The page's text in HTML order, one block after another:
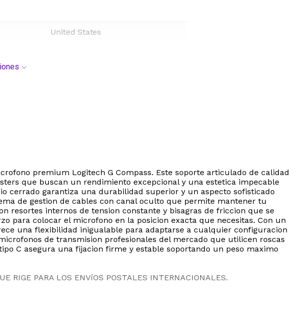
United States
premium Logitech G Compass. Este soporte articulado de calidad
que buscan un rendimiento excepcional y una estetica impecable
cerrado garantiza una durabilidad superior y un aspecto sofisticado
de gestion de cables con canal oculto que permite mantener tu
resortes internos de tension constante y bisagras de friccion que se
para colocar el microfono en la posicion exacta que necesitas. Con un
una flexibilidad inigualable para adaptarse a cualquier configuracion
de transmision profesionales del mercado que utilicen roscas
C asegura una fijacion firme y estable soportando un peso maximo
RIGE PARA LOS ENVíOS POSTALES INTERNACIONALES.